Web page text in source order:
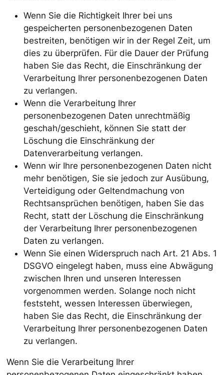
Wenn Sie die Richtigkeit Ihrer bei uns
gespeicherten personenbezogenen Daten
bestreiten, benötigen wir in der Regel Zeit, um
dies zu überprüfen. Für die Dauer der Prüfung
haben Sie das Recht, die Einschränkung der
Verarbeitung Ihrer personenbezogenen Daten
zu verlangen.
Wenn die Verarbeitung Ihrer
personenbezogenen Daten unrechtmäßig
geschah/geschieht, können Sie statt der
Löschung die Einschränkung der
Datenverarbeitung verlangen.
Wenn wir Ihre personenbezogenen Daten nicht
mehr benötigen, Sie sie jedoch zur Ausübung,
Verteidigung oder Geltendmachung von
Rechtsansprüchen benötigen, haben Sie das
Recht, statt der Löschung die Einschränkung
der Verarbeitung Ihrer personenbezogenen
Daten zu verlangen.
Wenn Sie einen Widerspruch nach Art. 21 Abs. 1
DSGVO eingelegt haben, muss eine Abwägung
zwischen Ihren und unseren Interessen
vorgenommen werden. Solange noch nicht
feststeht, wessen Interessen überwiegen,
haben Sie das Recht, die Einschränkung der
Verarbeitung Ihrer personenbezogenen Daten
zu verlangen.
Wenn Sie die Verarbeitung Ihrer